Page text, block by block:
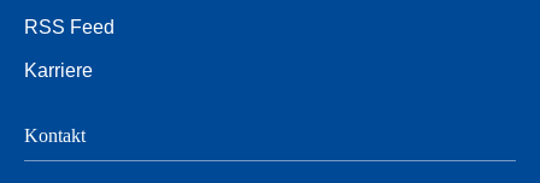
RSS Feed
Karriere
Kontakt